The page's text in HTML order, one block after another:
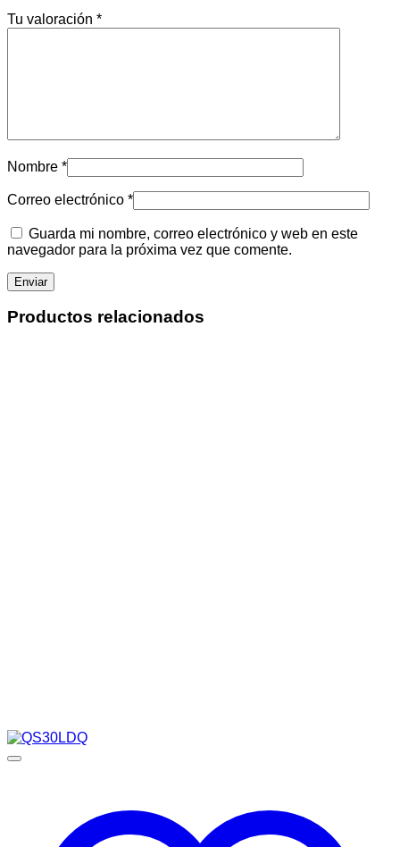
Tu valoración *
Nombre *
Correo electrónico *
Guarda mi nombre, correo electrónico y web en este
navegador para la próxima vez que comente.
Productos relacionados